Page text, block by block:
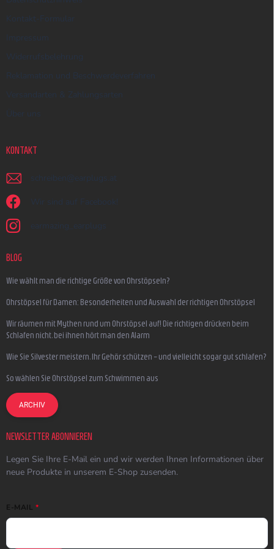
Kontakt-Formular
Impressum
Widerrufsbelehrung
Reklamation und Beschwerdeverfahren
Versandarten & Zahlungsarten
Über uns
KONTAKT
schreiben @ earplugs.at
Wir sind auf Facebook!
earmazing_earplugs
BLOG
Wie wählt man die richtige Größe von Ohrstöpseln?
Ohrstöpsel für Damen: Besonderheiten und Auswahl der richtigen Ohrstöpsel
Wir räumen mit Mythen rund um Ohrstöpsel auf! Die richtigen drücken beim
Schlafen nicht, bei ihnen hört man den Alarm
Wie Sie Silvester meistern, Ihr Gehör schützen – und vielleicht sogar gut schlafen?
So wählen Sie Ohrstöpsel zum Schwimmen aus
ARCHIV
NEWSLETTER ABONNIEREN
Legen Sie Ihre E-Mail ein und wir werden Ihnen Informationen über
neue Produkte in unserem E-Shop zusenden.
E-MAIL